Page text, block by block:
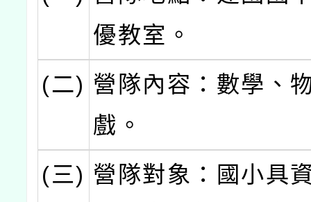
優教室。
(二) 營隊內容：數學、
戲。
(三) 營隊對象：國小具